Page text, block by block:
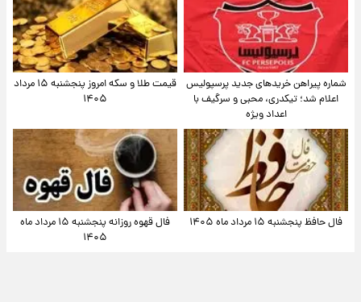
شماره پیراهن خریدهای جدید پرسپولیس
اعلام شد؛ تیکدری، محبی و سرگیف با
اعداد ویژه
قیمت طلا و سکه امروز پنجشنبه ۱۵ مرداد
۱۴۰۵
فال حافظ پنجشنبه ۱۵ مرداد ماه ۱۴۰۵
فال قهوه روزانه پنجشنبه ۱۵ مرداد ماه
۱۴۰۵